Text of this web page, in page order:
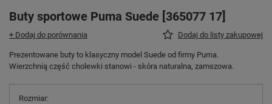
Buty sportowe Puma Suede [365077 17]
+ Dodaj do porównania Dodaj do listy zakupowej
Prezentowane buty to klasyczny model Suede od firmy Puma.
Wierzchnią część cholewki stanowi - skóra naturalna, zamszowa.
Rozmiar